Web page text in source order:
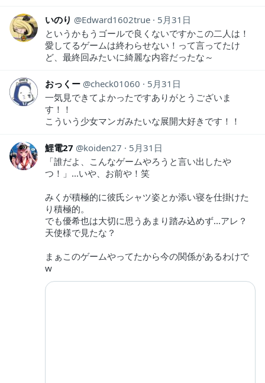
いのり Edward1602true
5月31日
というかもうゴールで良くないですかこの二人は！
愛してるゲームは終わらせない！って言ってたけ
ど、最終回みたいに綺麗な内容だったな～
おっくー check01060
5月31日
一気見できてよかったですありがとうございま
す！！
こういう少女マンガみたいな展開大好きです！！
鯉電27 koiden27
5月31日
「誰だよ、こんなゲームやろうと言い出したや
つ！」...いや、お前や！笑
みくが積極的に彼氏シャツ姿とか添い寝を仕掛けた
り積極的。
でも優希也は大切に思うあまり踏み込めず...アレ？
天使様で見たな？
まぁこのゲームやってたから今の関係があるわけで
w